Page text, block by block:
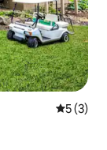
5 (3)